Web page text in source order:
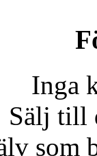
Inga
Sälj till
som